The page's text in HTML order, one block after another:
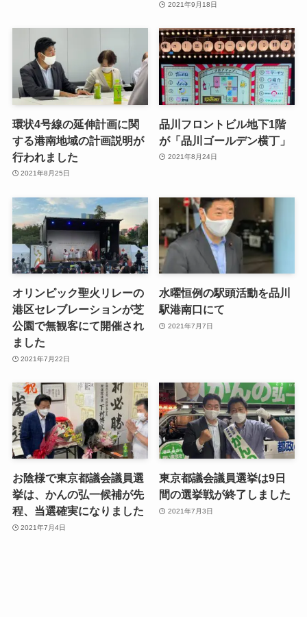
2021年9月18日
環状4号線の延伸計画に関
する港南地域の計画説明が
行われました
2021年8月25日
品川フロントビル地下1階
が「品川ゴールデン横丁」
2021年8月24日
オリンピック聖火リレーの
港区セレブレーションが芝
公園で無観客にて開催され
ました
2021年7月22日
水曜恒例の駅頭活動を品川
駅港南口にて
2021年7月7日
お陰様で東京都議会議員選
挙は、かんの弘一候補が先
程、当選確実になりました
2021年7月4日
東京都議会議員選挙は9日
間の選挙戦が終了しました
2021年7月3日